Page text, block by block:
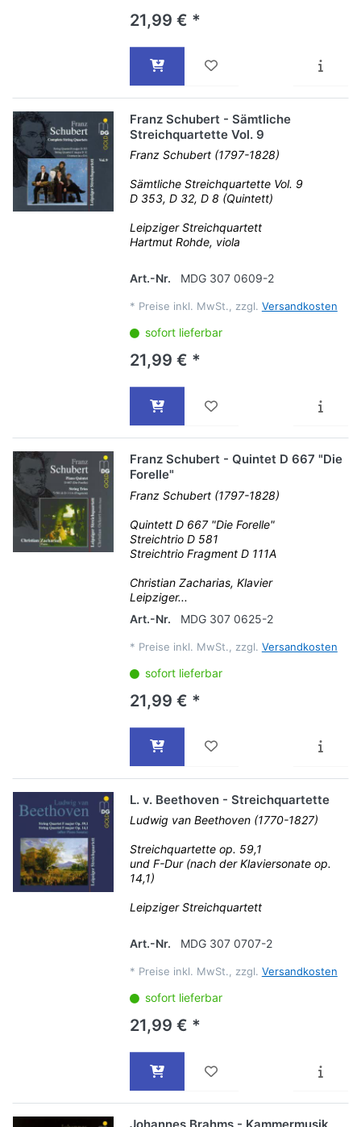
21,99 € *
Franz Schubert - Sämtliche
Streichquartette Vol. 9
Franz Schubert (1797-1828)
Sämtliche Streichquartette Vol. 9
D 353, D 32, D 8 (Quintett)
Leipziger Streichquartett
Hartmut Rohde, viola
Art.-Nr. MDG 307 0609-2
* Preise inkl. MwSt., zzgl. Versandkosten
sofort lieferbar
21,99 € *
Franz Schubert - Quintet D 667 "Die
Forelle"
Franz Schubert (1797-1828)
Quintett D 667 "Die Forelle"
Streichtrio D 581
Streichtrio Fragment D 111A
Christian Zacharias, Klavier
Leipziger...
Art.-Nr.
MDG 307 0625-2
* Preise inkl. MwSt., zzgl. Versandkosten
sofort lieferbar
21,99 € *
L. v. Beethoven - Streichquartette
Ludwig van Beethoven (1770-1827)
Streichquartette op. 59,1
und F-Dur (nach der Klaviersonate op.
14,1)
Leipziger Streichquartett
Art.-Nr. MDG 307 0707-2
* Preise inkl. MwSt., zzgl. Versandkosten
sofort lieferbar
21,99 € *